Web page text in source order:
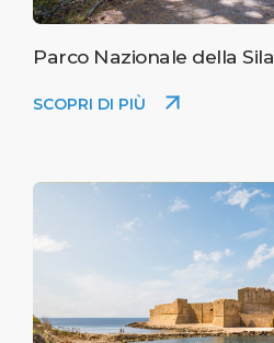
Parco Nazionale della Sila
SCOPRI DI PIÙ